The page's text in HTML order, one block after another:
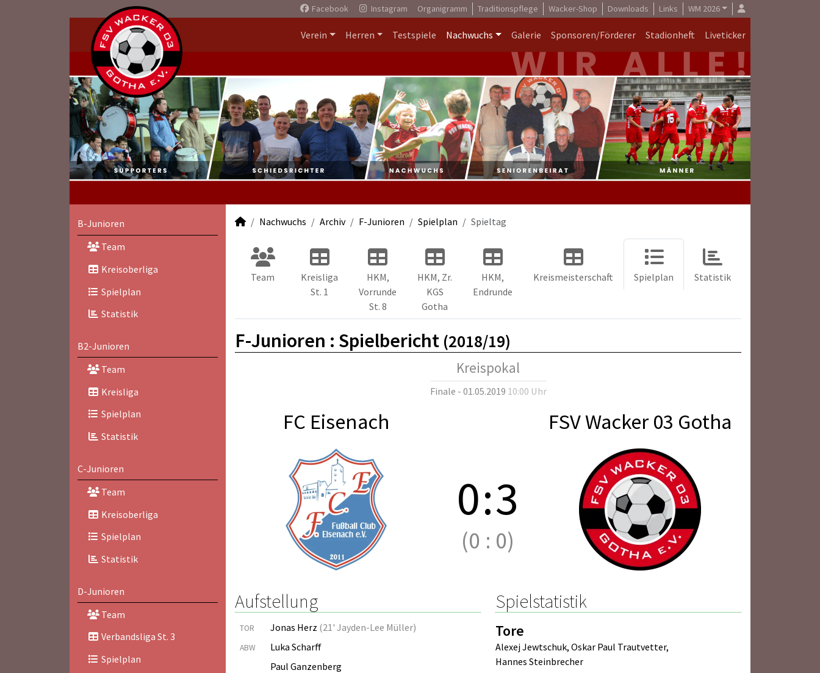
Facebook Instagram Organigramm Traditionspflege Wacker-Shop Downloads Links WM 2026
Verein Herren Testspiele Nachwuchs Galerie Sponsoren/Förderer Stadionheft Liveticker
B-Junioren
Team
Kreisoberliga
Spielplan
Statistik
B2-Junioren
Team
Kreisliga
Spielplan
Statistik
C-Junioren
Team
Kreisoberliga
Spielplan
Statistik
D-Junioren
Team
Verbandsliga St. 3
Spielplan
Nachwuchs Archiv F-Junioren Spielplan Spieltag
Team
Kreisliga
St. 1
HKM,
Vorrunde
St. 8
HKM, Zr.
KGS
Gotha
HKM,
Endrunde
Kreismeisterschaft Spielplan Statistik
F-Junioren : Spielbericht (2018/19)
Kreispokal
Finale - 01.05.2019 10:00 Uhr
FC Eisenach FSV Wacker 03 Gotha
0:3
(0 : 0)
Aufstellung
TOR Jonas Herz (21' Jayden-Lee Müller)
ABW
Luka Scharff
Paul Ganzenberg
Spielstatistik
Tore
Alexej Jewtschuk, Oskar Paul Trautvetter,
Hannes Steinbrecher